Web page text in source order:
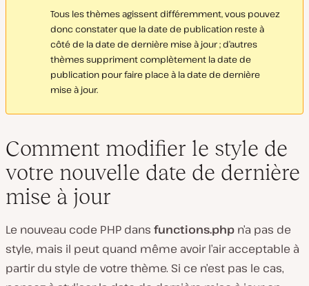
Tous les thèmes agissent différemment, vous pouvez
donc constater que la date de publication reste à
côté de la date de dernière mise à jour ; d’autres
thèmes suppriment complètement la date de
publication pour faire place à la date de dernière
mise à jour.
Comment modifier le style de
votre nouvelle date de dernière
mise à jour
Le nouveau code PHP dans functions.php n’a pas de
style, mais il peut quand même avoir l’air acceptable à
partir du style de votre thème. Si ce n’est pas le cas,